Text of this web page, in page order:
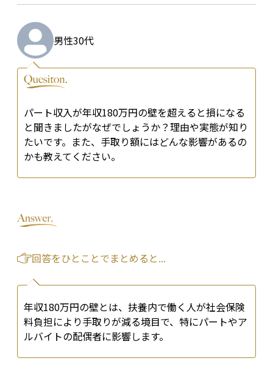
男性30代
パート収入が年収180万円の壁を超えると損になる
と聞きましたがなぜでしょうか？理由や実態が知り
たいです。また、手取り額にはどんな影響があるの
かも教えてください。
回答をひとことでまとめると...
年収180万円の壁とは、扶養内で働く人が社会保険
料負担により手取りが減る境目で、特にパートやア
ルバイトの配偶者に影響します。